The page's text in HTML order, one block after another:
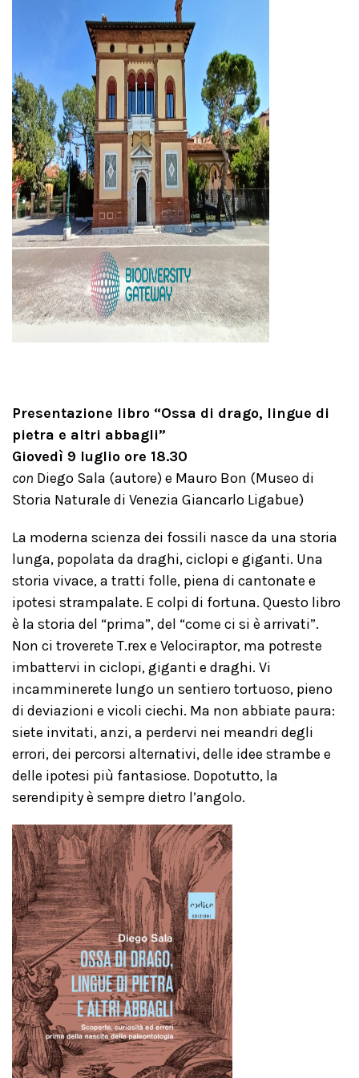
Presentazione libro “Ossa di drago, lingue di
pietra e altri abbagli”
Giovedì 9 luglio ore 18.30
con Diego Sala (autore) e Mauro Bon (Museo di
Storia Naturale di Venezia Giancarlo Ligabue)
La moderna scienza dei fossili nasce da una storia
lunga, popolata da draghi, ciclopi e giganti. Una
storia vivace, a tratti folle, piena di cantonate e
ipotesi strampalate. E colpi di fortuna. Questo libro
è la storia del “prima”, del “come ci si è arrivati”.
Non ci troverete T.rex e Velociraptor, ma potreste
imbattervi in ciclopi, giganti e draghi. Vi
incamminerete lungo un sentiero tortuoso, pieno
di deviazioni e vicoli ciechi. Ma non abbiate paura:
siete invitati, anzi, a perdervi nei meandri degli
errori, dei percorsi alternativi, delle idee strambe e
delle ipotesi più fantasiose. Dopotutto, la
serendipity è sempre dietro l’angolo.